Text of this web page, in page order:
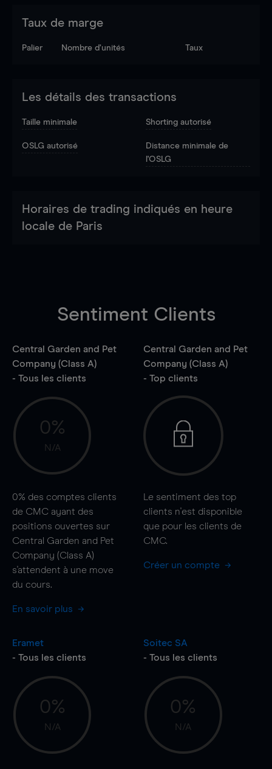
Taux de marge
Palier Nombre d’unités Taux
Les détails des transactions
Taille minimale Shorting autorisé
OSLG autorisé
Distance minimale de
l'OSLG
Horaires de trading indiqués en heure
locale de Paris
Sentiment Clients
Central Garden and Pet
Company (Class A)
- Tous les clients
0%
N/A
0% des comptes clients
de CMC ayant des
positions ouvertes sur
Central Garden and Pet
Company (Class A)
s'attendent à une move
du cours.
En savoir plus
Central Garden and Pet
Company (Class A)
- Top clients
Le sentiment des top
clients n'est disponible
que pour les clients de
CMC.
Créer un compte
Eramet
- Tous les clients
0%
N/A
Soitec SA
- Tous les clients
0%
N/A